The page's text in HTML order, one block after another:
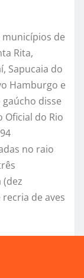
municípios de
Rita,
Sapucaia do
Hamburgo e
disse
Oficial do Rio
no raio
(dez
de aves